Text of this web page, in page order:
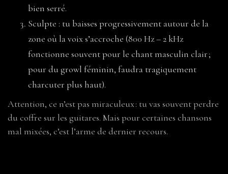
bien serré.
Sculpte : tu baisses progressivement autour de la
zone où la voix s’accroche (800 Hz – 2 kHz
fonctionne souvent pour le chant masculin clair ;
pour du growl féminin, faudra tragiquement
charcuter plus haut).
Attention, ce n’est pas miraculeux : tu vas souvent perdre
du coffre sur les guitares. Mais pour certaines chansons
mal mixées, c’est l’arme de dernier recours.